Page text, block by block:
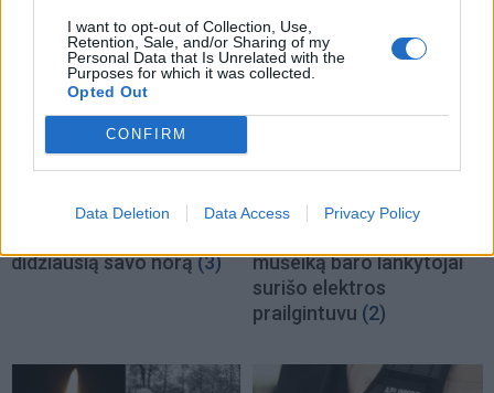
I want to opt-out of Collection, Use,
Retention, Sale, and/or Sharing of my
Personal Data that Is Unrelated with the
Purposes for which it was collected.
Opted Out
CONFIRM
Data Deletion Data Access Privacy Policy
Podkastai
grįžusi Karina
didžiausią savo norą(3)
incidentas miesto centre:
mušeiką baro lankytojai
surišo elektros
prailgintuvu (2)